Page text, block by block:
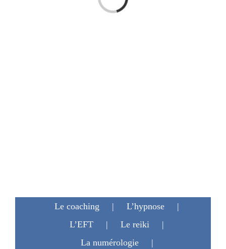
Le coaching
L’hypnose
L’EFT
Le reiki
La numérologie